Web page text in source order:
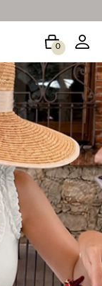
0
아울렛 하객&모임룩